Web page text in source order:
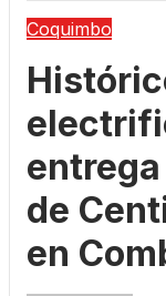
Coquimbo
de
en